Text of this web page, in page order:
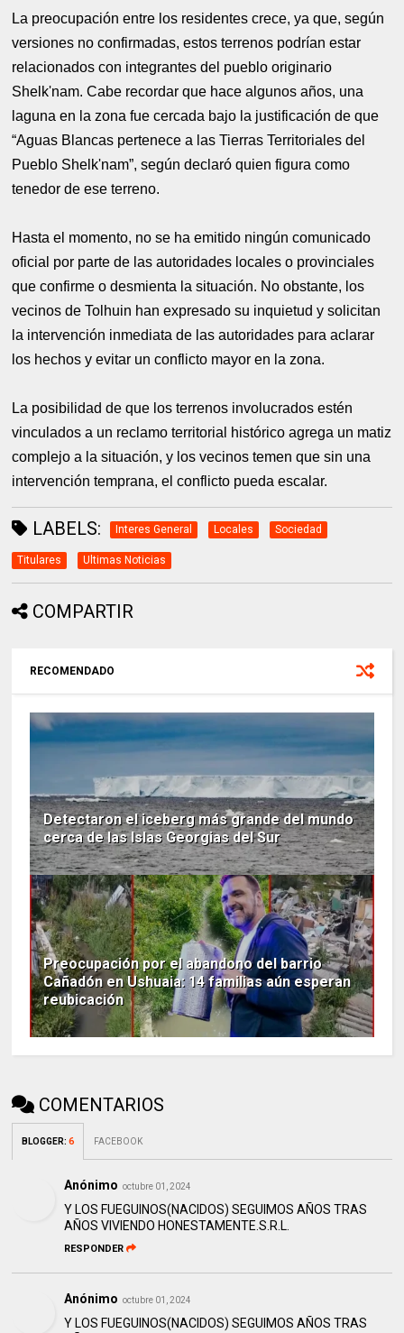
La preocupación entre los residentes crece, ya que, según
versiones no confirmadas, estos terrenos podrían estar
relacionados con integrantes del pueblo originario
Shelk'nam. Cabe recordar que hace algunos años, una
laguna en la zona fue cercada bajo la justificación de que
“Aguas Blancas pertenece a las Tierras Territoriales del
Pueblo Shelk'nam”, según declaró quien figura como
tenedor de ese terreno.
Hasta el momento, no se ha emitido ningún comunicado
oficial por parte de las autoridades locales o provinciales
que confirme o desmienta la situación. No obstante, los
vecinos de Tolhuin han expresado su inquietud y solicitan
la intervención inmediata de las autoridades para aclarar
los hechos y evitar un conflicto mayor en la zona.
La posibilidad de que los terrenos involucrados estén
vinculados a un reclamo territorial histórico agrega un matiz
complejo a la situación, y los vecinos temen que sin una
intervención temprana, el conflicto pueda escalar.
LABELS: Interes General Locales Sociedad
Titulares Ultimas Noticias
COMPARTIR
RECOMENDADO
Detectaron el iceberg más grande del mundo
cerca de las Islas Georgias del Sur
Preocupación por el abandono del barrio
Cañadón en Ushuaia: 14 familias aún esperan
reubicación
COMENTARIOS
BLOGGER:6 FACEBOOK
Anónimo octubre 01, 2024
Y LOS FUEGUINOS(NACIDOS) SEGUIMOS AÑOS TRAS
AÑOS VIVIENDO HONESTAMENTE.S.R.L.
RESPONDER
Anónimo octubre 01, 2024
Y LOS FUEGUINOS(NACIDOS) SEGUIMOS AÑOS TRAS